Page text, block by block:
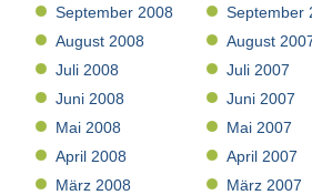
September 2008
August 2008
Juli 2008
Juni 2008
Mai 2008
April 2008
März 2008
September
August
Juli 2007
Juni 2007
Mai 2007
April 2007
März 2007